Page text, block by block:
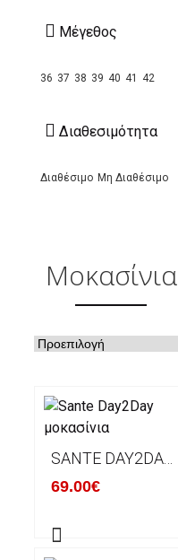
Mέγεθος
36 37 38 39 40 41 42
Διαθεσιμότητα
Διαθέσιμο Μη Διαθέσιμο
Μοκασίνια
SANTE DAY2DAY ΜΟΚΑΣΊΝΙΑ
69.00€